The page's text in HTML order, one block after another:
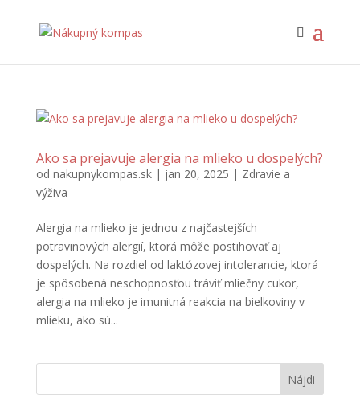
Ako sa prejavuje alergia na mlieko u dospelých?
od nakupnykompas.sk| jan 20, 2025 | Zdravie a
výživa
Alergia na mlieko je jednou z najčastejších
potravinových alergií, ktorá môže postihovať aj
dospelých. Na rozdiel od laktózovej intolerancie, ktorá
je spôsobená neschopnosťou tráviť mliečny cukor,
alergia na mlieko je imunitná reakcia na bielkoviny v
mlieku, ako sú...